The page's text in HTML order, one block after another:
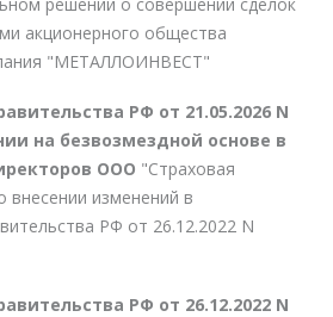
акционерного общества
"МЕТАЛЛОИНВЕСТ"
РФ от 21.05.2026 N
на безвозмездной основе в
ООО "Страховая
изменений в
РФ от 26.12.2022 N
РФ от 26.12.2022 N